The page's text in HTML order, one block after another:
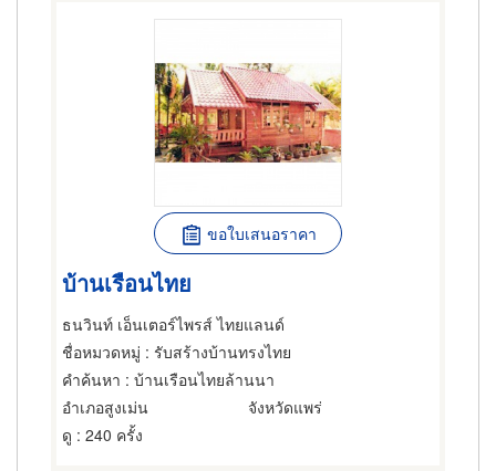
ขอใบเสนอราคา
บ้านเรือนไทย
ธนวินท์ เอ็นเตอร์ไพรส์ ไทยแลนด์
ชื่อหมวดหมู่ : รับสร้างบ้านทรงไทย
คำค้นหา : บ้านเรือนไทยล้านนา
อำเภอสูงเม่น
จังหวัดแพร่
ดู : 240 ครั้ง